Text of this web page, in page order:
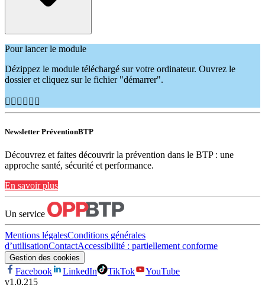
Pour lancer le module
Dézippez le module téléchargé sur votre ordinateur. Ouvrez le
dossier et cliquez sur le fichier "démarrer".
👷🏽‍♂️👷🏿‍♀️
Newsletter PréventionBTP
Découvrez et faites découvrir la prévention dans le BTP : une
approche santé, sécurité et performance.
En savoir plus
Un service
Mentions légalesConditions générales
d’utilisationContactAccessibilité : partiellement conforme
Gestion des cookies
Facebook LinkedIn TikTok
YouTube
v1.0.215